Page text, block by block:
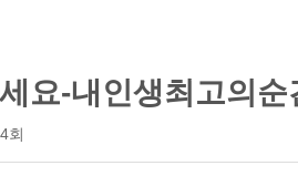
요-내인생최고의순
회